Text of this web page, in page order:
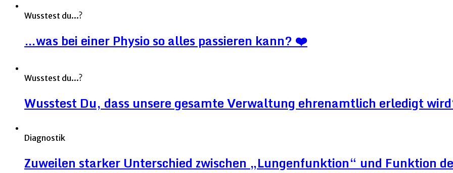
Wusstest du...?
…was bei einer Physio so alles passieren kann? ❤️
Wusstest du...?
Wusstest Du, dass unsere gesamte Verwaltung ehrenamtlich erledigt
Diagnostik
Zuweilen starker Unterschied zwischen „Lungenfunktion“ und Funktion